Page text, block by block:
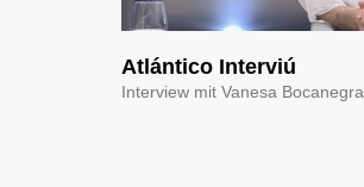
Atlántico Interviú
Interview mit Vanesa Bocanegra